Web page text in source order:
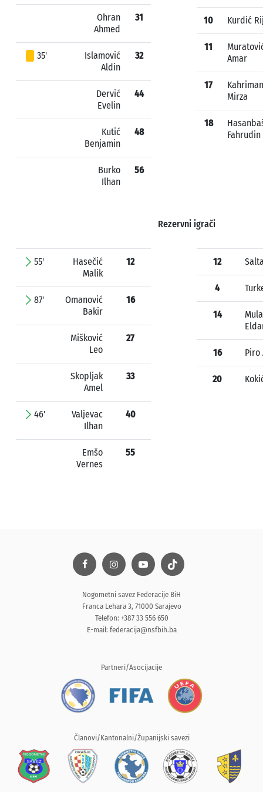
Ohran
Ahmed
31
35'
Islamović
Aldin
32
Dervić
Evelin
44
Kutić
Benjamin
48
Burko
Ilhan
56
10 Kurdić
11
Amar
17
Mirza
18
Fahrudin
Rezervni igrači
55'
Hasečić
Malik
12
87'
Omanović
Bakir
16
Mišković
Leo
27
Skopljak
Amel
33
46'
Valjevac
Ilhan
40
Emšo
Vernes
55
12
4
14
16 Piro
20
Nogometni savez Federacije BiH
Franca Lehara 3, 71000 Sarajevo
Telefon: +387 33 556 650
E-mail: federacija@nsfbih.ba
Partneri/Asocijacije
Članovi/Kantonalni/Županijski savezi